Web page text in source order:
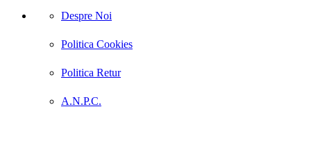
Despre Noi
Politica Cookies
Politica Retur
A.N.P.C.